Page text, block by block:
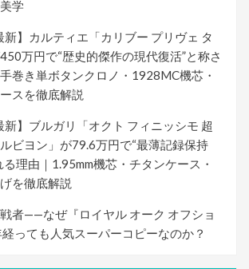
学
新】カルティエ「カリブー プリヴェ タ
万円で“歴史的傑作の現代復活”と称さ
巻き単ボタンクロノ・1928MC機芯・
スを徹底解説
新】ブルガリ「オクト フィニッシモ 超
ビヨン」が79.6万円で“最薄記録保持
る理由｜1.95mm機芯・チタンケース・
を徹底解説
者——なぜ『ロイヤル オーク オフショ
っても人気スーパーコピーなのか？